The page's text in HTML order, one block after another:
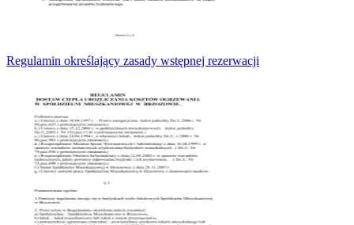
Regulamin określający zasady wstępnej rezerwacji